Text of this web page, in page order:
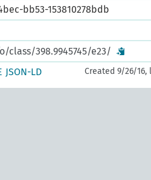
bb53-153810278bdb
class/398.9945745/e23/
JSON-LD Created 9/26/